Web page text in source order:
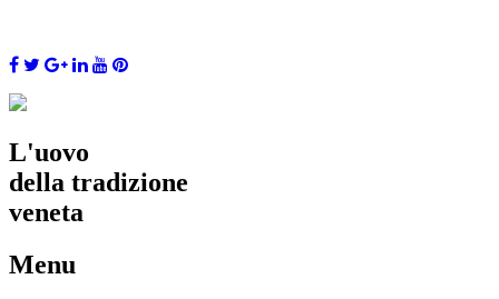
L'uovo
della tradizione
veneta
Menu